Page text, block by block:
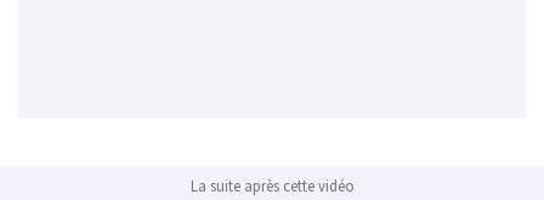
La suite après cette vidéo